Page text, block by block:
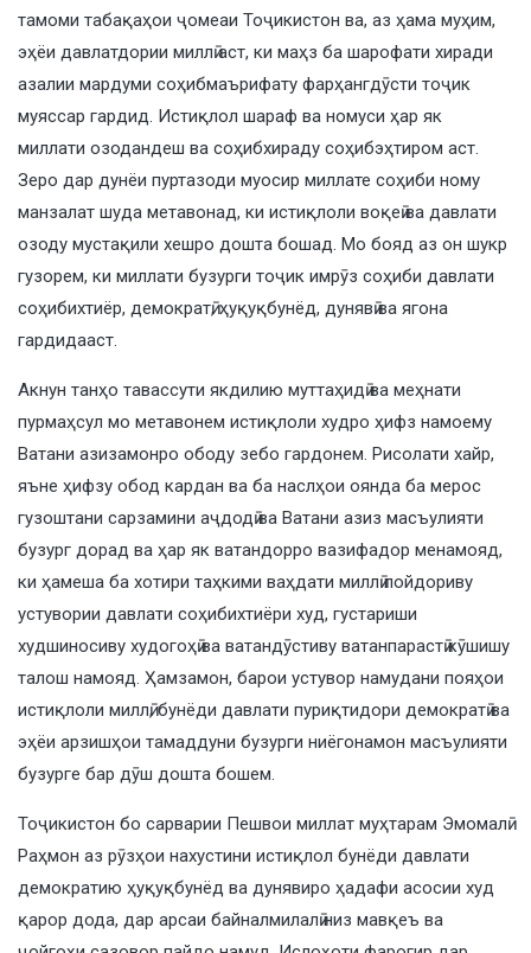
тамоми табақаҳои ҷомеаи Тоҷикистон ва, аз ҳама муҳим,
эҳёи давлатдории миллӣ аст, ки маҳз ба шарофати хиради
азалии мардуми соҳибмаърифату фарҳангдӯсти тоҷик
муяссар гардид. Истиқлол шараф ва номуси ҳар як
миллати озодандеш ва соҳибхираду соҳибэҳтиром аст.
Зеро дар дунёи пуртазоди муосир миллате соҳиби ному
манзалат шуда метавонад, ки истиқлоли воқеӣ ва давлати
озоду мустақили хешро дошта бошад. Мо бояд аз он шукр
гузорем, ки миллати бузурги тоҷик имрӯз соҳиби давлати
соҳибихтиёр, демократӣ, ҳуқуқбунёд, дунявӣ ва ягона
гардидааст.
Акнун танҳо тавассути якдилию муттаҳидӣ ва меҳнати
пурмаҳсул мо метавонем истиқлоли худро ҳифз намоему
Ватани азизамонро ободу зебо гардонем. Рисолати хайр,
яъне ҳифзу обод кардан ва ба наслҳои оянда ба мерос
гузоштани сарзамини аҷдодӣ ва Ватани азиз масъулияти
бузург дорад ва ҳар як ватандорро вазифадор менамояд,
ки ҳамеша ба хотири таҳкими ваҳдати миллӣ пойдориву
устувории давлати соҳибихтиёри худ, густариши
худшиносиву худогоҳӣ ва ватандӯстиву ватанпарастӣ кӯшишу
талош намояд. Ҳамзамон, барои устувор намудани пояҳои
истиқлоли миллӣ, бунёди давлати пуриқтидори демократӣ ва
эҳёи арзишҳои тамаддуни бузурги ниёгонамон масъулияти
бузурге бар дӯш дошта бошем.
Тоҷикистон бо сарварии Пешвои миллат муҳтарам Эмомалӣ
Раҳмон аз рӯзҳои нахустини истиқлол бунёди давлати
демократию ҳуқуқбунёд ва дунявиро ҳадафи асосии худ
қарор дода, дар арсаи байналмилалӣ низ мавқеъ ва